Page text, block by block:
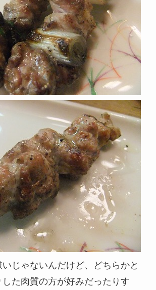
じゃないんだけど、どちらかと
た肉質の方が好みだったりす